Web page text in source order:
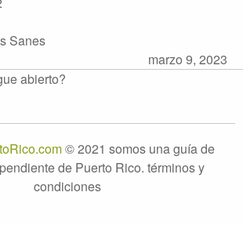
Sanes
marzo 9, 2023
abierto?
© 2021 somos una guía de
de Puerto Rico. términos y
condiciones